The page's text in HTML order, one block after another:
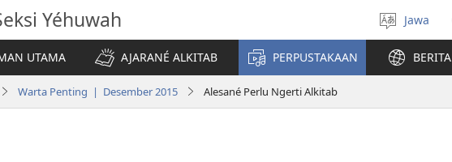
Yéhuwah
Pilih
basa
Jawa
UTAMA
AJARANÉ ALKITAB PERPUSTAKAAN BERITA
Warta Penting | Desember 2015 Alesané Perlu Ngerti Alkitab